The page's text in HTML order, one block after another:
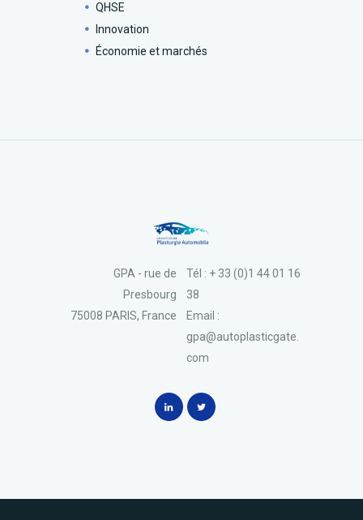
QHSE
Innovation
Économie et marchés
Tél : + 33 (0)1 44 01 16
38
Email :
gpa@autoplasticgate.
com
GPA - rue de
Presbourg
75008 PARIS, France